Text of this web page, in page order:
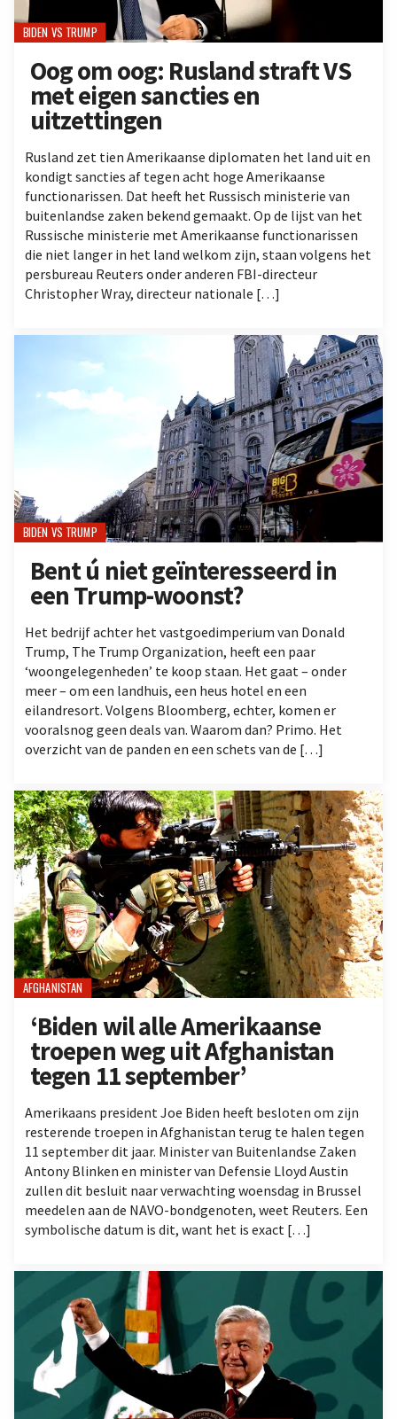
BIDEN VS TRUMP
Oog om oog: Rusland straft VS
met eigen sancties en
uitzettingen
Rusland zet tien Amerikaanse diplomaten het land uit en
kondigt sancties af tegen acht hoge Amerikaanse
functionarissen. Dat heeft het Russisch ministerie van
buitenlandse zaken bekend gemaakt. Op de lijst van het
Russische ministerie met Amerikaanse functionarissen
die niet langer in het land welkom zijn, staan volgens het
persbureau Reuters onder anderen FBI-directeur
Christopher Wray, directeur nationale […]
BIDEN VS TRUMP
Bent ú niet geïnteresseerd in
een Trump-woonst?
Het bedrijf achter het vastgoedimperium van Donald
Trump, The Trump Organization, heeft een paar
‘woongelegenheden’ te koop staan. Het gaat – onder
meer – om een landhuis, een heus hotel en een
eilandresort. Volgens Bloomberg, echter, komen er
vooralsnog geen deals van. Waarom dan? Primo. Het
overzicht van de panden en een schets van de […]
AFGHANISTAN
‘Biden wil alle Amerikaanse
troepen weg uit Afghanistan
tegen 11 september’
Amerikaans president Joe Biden heeft besloten om zijn
resterende troepen in Afghanistan terug te halen tegen
11 september dit jaar. Minister van Buitenlandse Zaken
Antony Blinken en minister van Defensie Lloyd Austin
zullen dit besluit naar verwachting woensdag in Brussel
meedelen aan de NAVO-bondgenoten, weet Reuters. Een
symbolische datum is dit, want het is exact […]